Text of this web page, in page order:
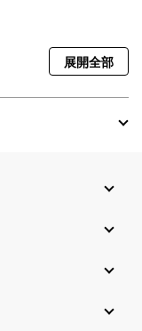
展開全部